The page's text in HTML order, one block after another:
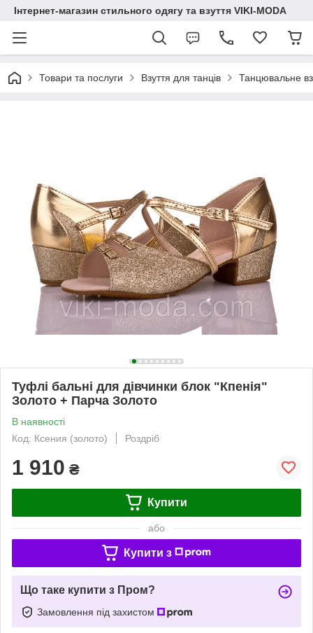
Інтернет-магазин стильного одягу та взуття VIKI-MODA
Товари та послуги Взуття для танців Танцювальне
Туфлі бальні для дівчинки блок "Кпенія"
Золото + Парча Золото
В наявності
Код: Ксения (золото)
Роздріб
1 910 ₴
Купити
або
Купити з
Що таке купити з Пром?
Замовлення під захистом